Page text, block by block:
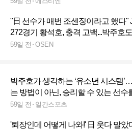
"日 선수가 매번 조센징이라고 했다"
272경기 황석호, 충격 고백...박주호
일본 텃세
59일 전 OSEN
박주호가 생각하는 ‘유소년 시스템
는 방법이 아닌, 승리할 수 있는 선수
어야”
59일 전 일간스포츠
'퇴장인데 어떻게 나와!' 日 웃다 말았